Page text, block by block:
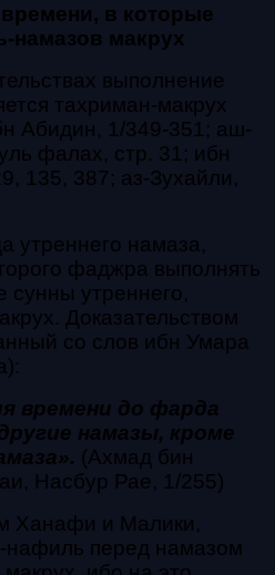
в которые
намазов макрух
выполнение
тахриман-макрух
Абидин, 1/349-351; аш-
фалах, стр. 31; ибн
135, 387; аз-Зухайли,
утреннего намаза,
фаджра выполнять
сунны утреннего,
Доказательством
со слов ибн Умара
времени до фарда
намазы, кроме
(Ахмад бин
Насбур Рае, 1/255)
Ханафи и Малики,
нафиль перед намазом